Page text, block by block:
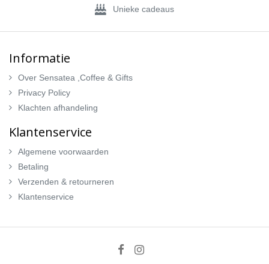
Unieke cadeaus
Informatie
Over Sensatea ,Coffee & Gifts
Privacy Policy
Klachten afhandeling
Klantenservice
Algemene voorwaarden
Betaling
Verzenden & retourneren
Klantenservice